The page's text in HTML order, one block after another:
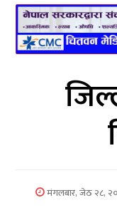
पत्रिका
सम्पादकीय
मनाेरञ्जनमंगलबार, जेठ २८,